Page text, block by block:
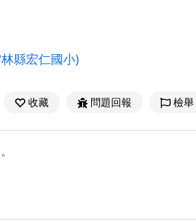
縣宏仁國小)
收藏 問題回報 檢舉